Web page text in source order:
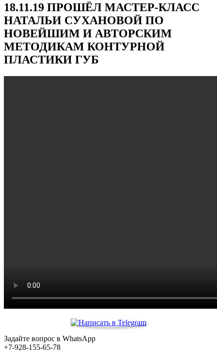
18.11.19 ПРОШЁЛ МАСТЕР-КЛАСС
НАТАЛЬИ СУХАНОВОЙ ПО
НОВЕЙШИМ И АВТОРСКИМ
МЕТОДИКАМ КОНТУРНОЙ
ПЛАСТИКИ ГУБ
Задайте вопрос в WhatsApp
+7-928-155-65-78